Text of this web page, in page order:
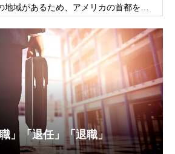
域があるため、アメリカの首都を指
」「退任」「退職」